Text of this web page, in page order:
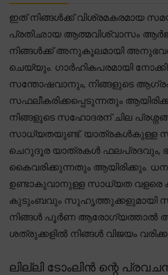
ഇത് നിങ്ങൾക്ക് വിശ്രമകരമായ
പ്രതിഛായ ആത്മവിശ്വാസം
നിങ്ങൾക്ക് അനുകൂലമായി
ചെയ്യും. ഗാർഹികപരമായി
സന്തോഷവാനും, നിങ്ങളുടെ
സഫലീകരിക്കപ്പെടുന്നതും
നിങ്ങളുടെ സഹോദരന് ചില
സാധ്യതയുണ്ട്. യാത്രകൾകുള്ള
ചെറുദൂര യാത്രകൾ ഫലപ്രദവും,
കൈവരിക്കുന്നതും ആയിരിക്കും.
ഉണ്ടാകുവാനുള്ള സാധ്യത വളരെ
കുടുംബവും സുഹൃത്തുക്കളുമായി
നിങ്ങൾ പൂർണ ആരോഗ്യത്താൽ
ശത്രുക്കളിൽ നിങ്ങൾ വിജയം
ലില്ലി ടോംലിൻ ന്റെ